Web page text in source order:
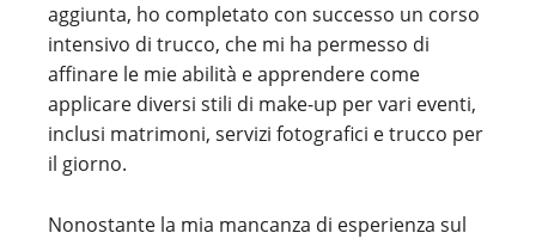
aggiunta, ho completato con successo un corso
intensivo di trucco, che mi ha permesso di
affinare le mie abilità e apprendere come
applicare diversi stili di make-up per vari eventi,
inclusi matrimoni, servizi fotografici e trucco per
il giorno.
Nonostante la mia mancanza di esperienza sul